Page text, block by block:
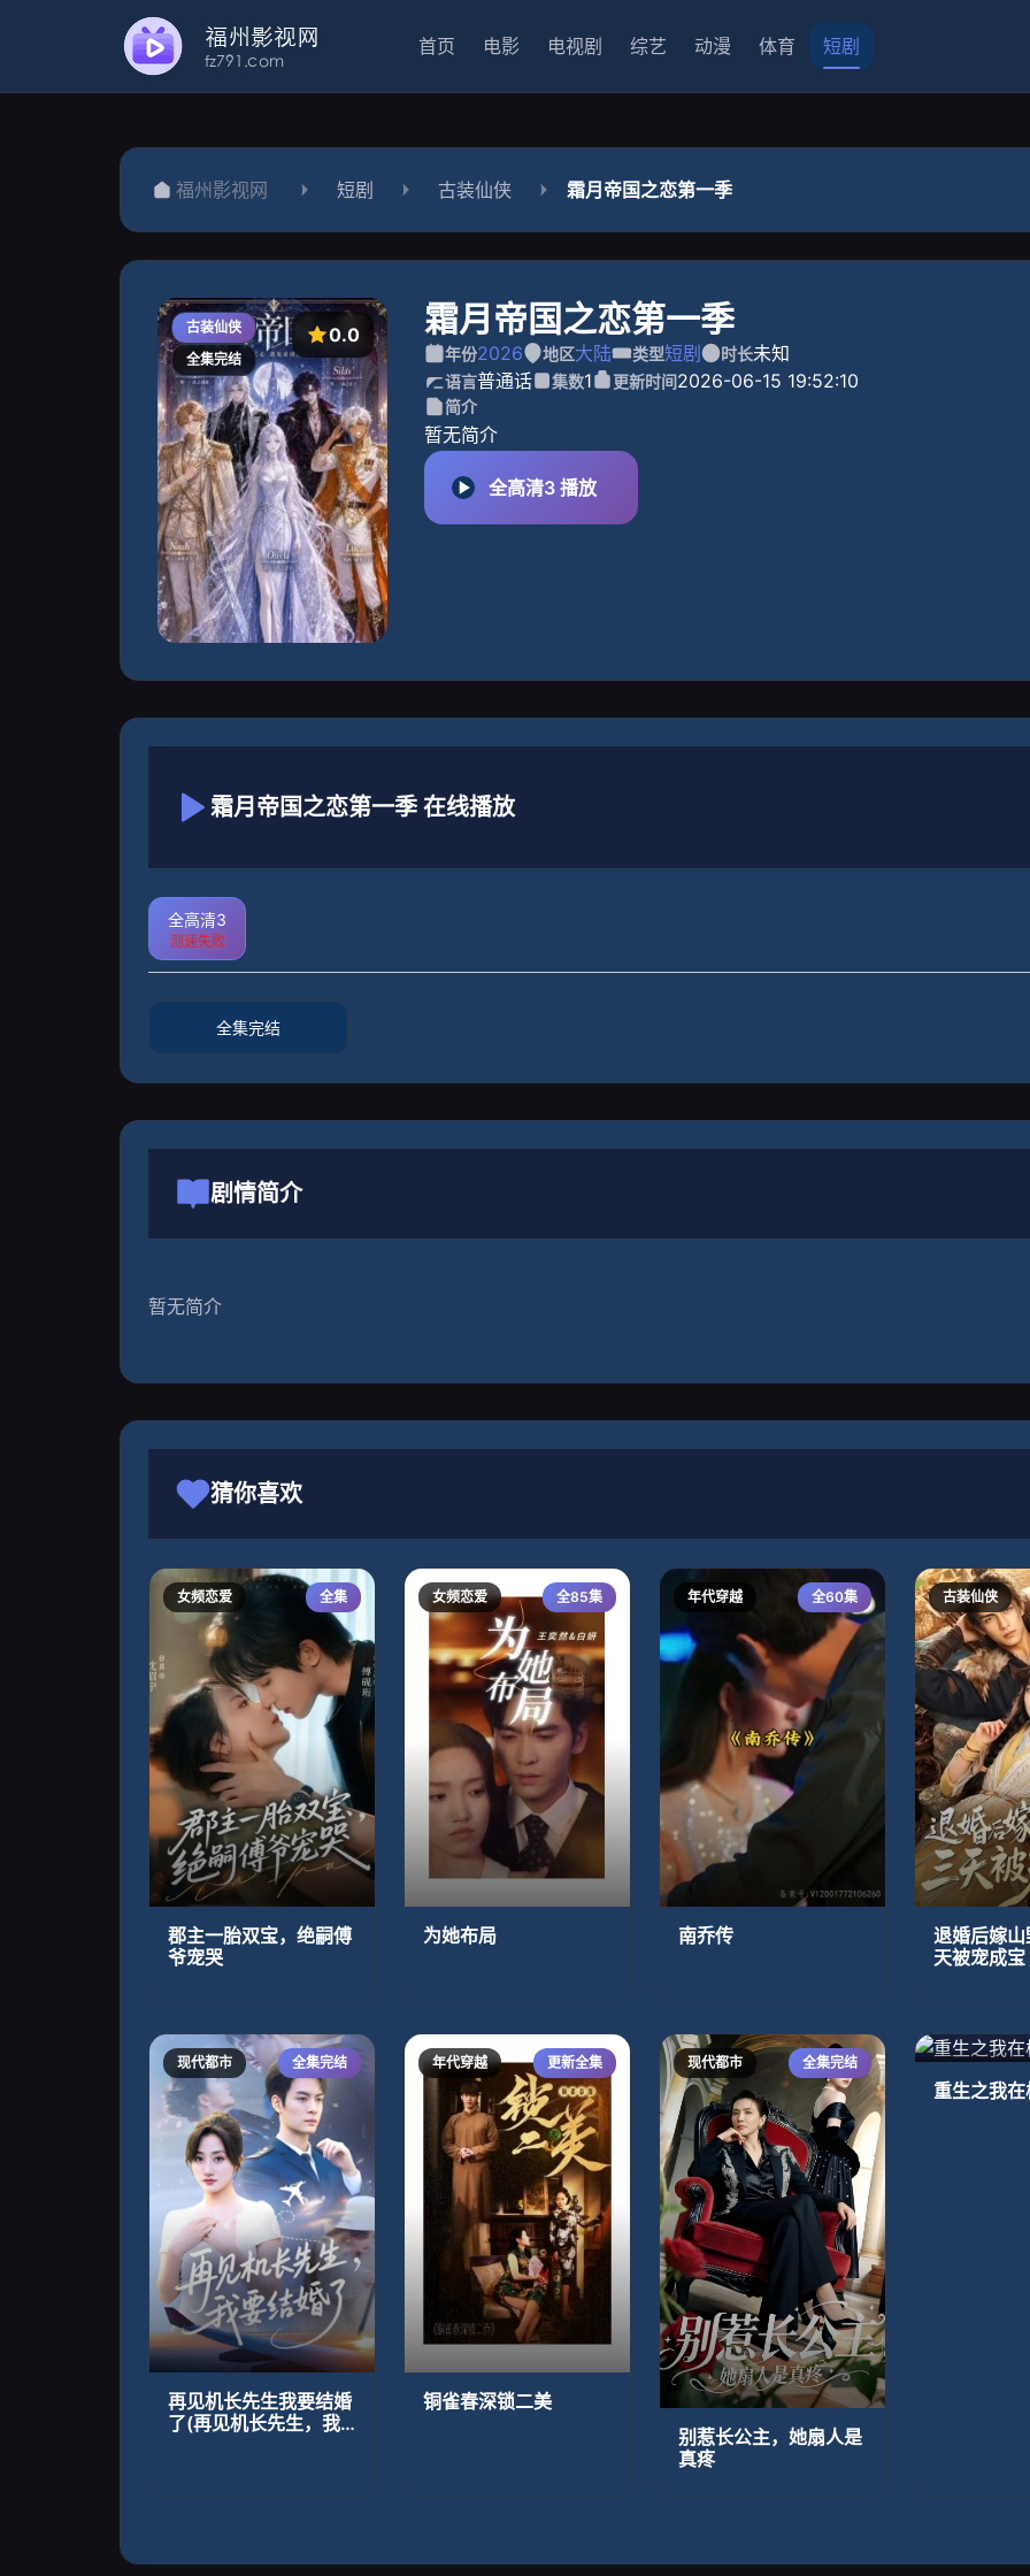
首页 电影 电视剧 综艺 动漫 体育 短剧
福州影视网 短剧 古装仙侠 霜月帝国之恋第一季
古装仙侠
全集完结
0.0 霜月帝国之恋第一季
年份2026 地区大陆 类型短剧 时长未知
语言普通话 集数1 更新时间2026-06-15 19:52:10
简介
暂无简介
全高清3 播放
霜月帝国之恋第一季 在线播放
全高清3
测速失败
全集完结
剧情简介
暂无简介
猜你喜欢
女频恋爱 全集
郡主一胎双宝，绝嗣傅
爷宠哭
女频恋爱 全85集
为她布局
年代穿越 全60集
南乔传
古装仙侠
退婚后嫁
天被宠成宝
现代都市 全集完结
再见机长先生我要结婚
了(再见机长先生，我
年代穿越 更新全集
铜雀春深锁二美
现代都市 全集完结
别惹长公主，她扇人是
真疼
重生之我